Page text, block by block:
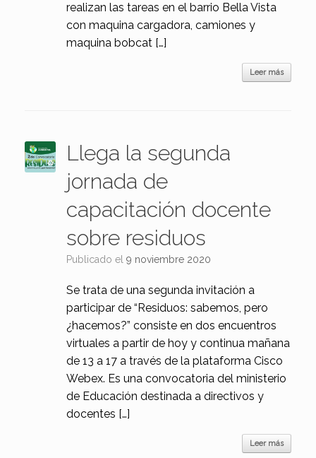
realizan las tareas en el barrio Bella Vista
con maquina cargadora, camiones y
maquina bobcat […]
Leer más
Llega la segunda
jornada de
capacitación docente
sobre residuos
Publicado el 9 noviembre 2020
Se trata de una segunda invitación a
participar de “Residuos: sabemos, pero
¿hacemos?” consiste en dos encuentros
virtuales a partir de hoy y continua mañana
de 13 a 17 a través de la plataforma Cisco
Webex. Es una convocatoria del ministerio
de Educación destinada a directivos y
docentes […]
Leer más